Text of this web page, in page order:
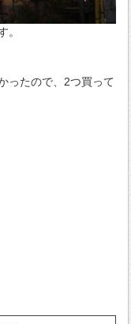
。
ったので、2つ買って